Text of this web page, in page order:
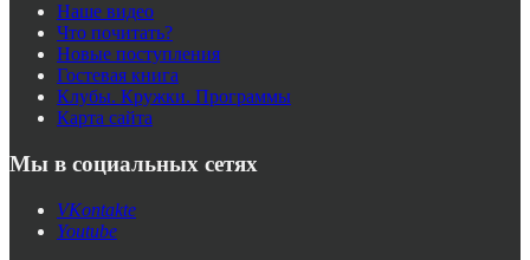
Наше видео
Что почитать?
Новые поступления
Гостевая книга
Клубы. Кружки. Программы
Карта сайта
Мы в социальных сетях
VKontakte
Youtube